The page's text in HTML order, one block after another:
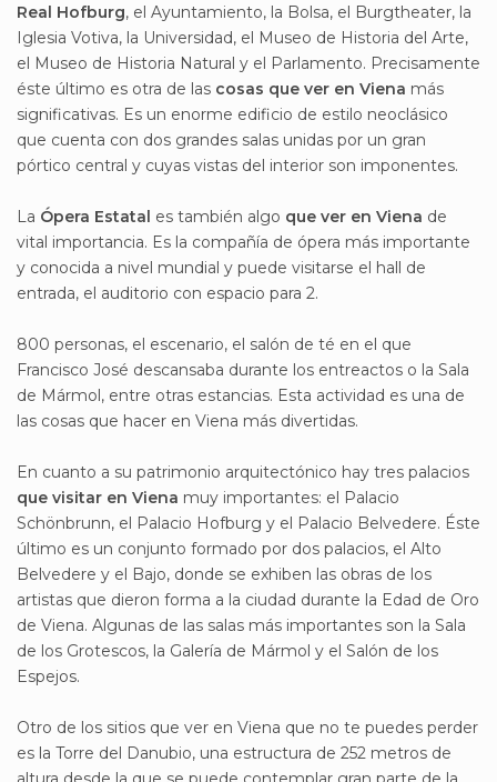
Real Hofburg, el Ayuntamiento, la Bolsa, el Burgtheater, la
Iglesia Votiva, la Universidad, el Museo de Historia del Arte,
el Museo de Historia Natural y el Parlamento. Precisamente
éste último es otra de las cosas que ver en Viena más
significativas. Es un enorme edificio de estilo neoclásico
que cuenta con dos grandes salas unidas por un gran
pórtico central y cuyas vistas del interior son imponentes.
La Ópera Estatal es también algo que ver en Viena de
vital importancia. Es la compañía de ópera más importante
y conocida a nivel mundial y puede visitarse el hall de
entrada, el auditorio con espacio para 2.
800 personas, el escenario, el salón de té en el que
Francisco José descansaba durante los entreactos o la Sala
de Mármol, entre otras estancias. Esta actividad es una de
las cosas que hacer en Viena más divertidas.
En cuanto a su patrimonio arquitectónico hay tres palacios
que visitar en Viena muy importantes: el Palacio
Schönbrunn, el Palacio Hofburg y el Palacio Belvedere. Éste
último es un conjunto formado por dos palacios, el Alto
Belvedere y el Bajo, donde se exhiben las obras de los
artistas que dieron forma a la ciudad durante la Edad de Oro
de Viena. Algunas de las salas más importantes son la Sala
de los Grotescos, la Galería de Mármol y el Salón de los
Espejos.
Otro de los sitios que ver en Viena que no te puedes perder
es la Torre del Danubio, una estructura de 252 metros de